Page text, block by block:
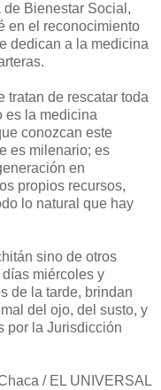
Bienestar Social,
en el reconocimiento
dedican a la medicina
tratan de rescatar toda
es la medicina
conozcan este
es milenario; es
en
propios recursos,
lo natural que hay
sino de otros
miércoles y
de la tarde, brindan
del ojo, del susto, y
por la Jurisdicción
/ EL UNIVERSAL